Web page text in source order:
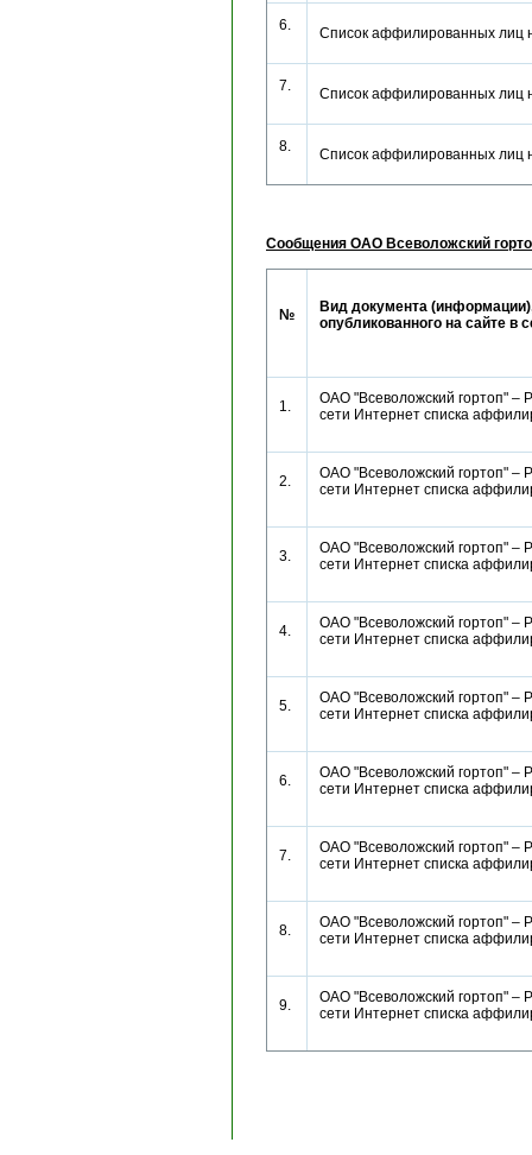
6. Список аффилированных
7. Список аффилированных
8. Список аффилированных
Сообщения ОАО Всеволожский
№
Вид документа
опубликованного на сайте в
1.
ОАО "Всеволожский гортоп" –
сети Интернет списка
2.
ОАО "Всеволожский гортоп" –
сети Интернет списка
3.
ОАО "Всеволожский гортоп" –
сети Интернет списка
4.
ОАО "Всеволожский гортоп" –
сети Интернет списка
5.
ОАО "Всеволожский гортоп" –
сети Интернет списка
6.
ОАО "Всеволожский гортоп" –
сети Интернет списка
7.
ОАО "Всеволожский гортоп" –
сети Интернет списка
8.
ОАО "Всеволожский гортоп" –
сети Интернет списка
9.
ОАО "Всеволожский гортоп" –
сети Интернет списка